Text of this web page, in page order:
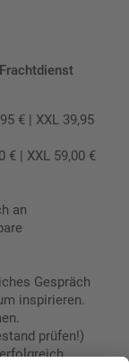
€ | XXL 39,95
€ | XXL 59,00 €
an
Gespräch
inspirieren.
prüfen!)